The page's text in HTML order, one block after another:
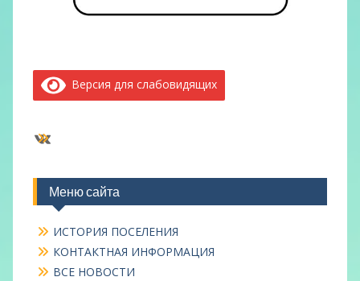
Версия для слабовидящих
ВКонтакте
Меню сайта
ИСТОРИЯ ПОСЕЛЕНИЯ
КОНТАКТНАЯ ИНФОРМАЦИЯ
ВСЕ НОВОСТИ